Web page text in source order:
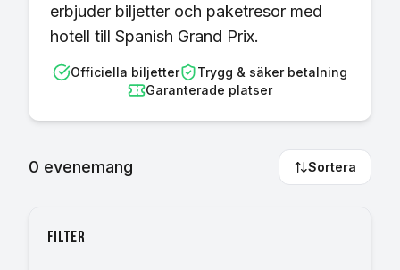
erbjuder biljetter och paketresor med
hotell till Spanish Grand Prix.
Officiella biljetter
Trygg & säker betalning
Garanterade platser
0 evenemang Sortera
Filter